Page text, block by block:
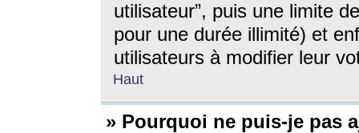
utilisateur”, puis une limite
pour une durée illimité) et
utilisateurs à modifier leur
Haut
» Pourquoi ne puis-je pas